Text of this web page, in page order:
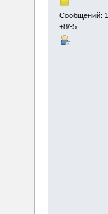
Сообщений:
+8/-5